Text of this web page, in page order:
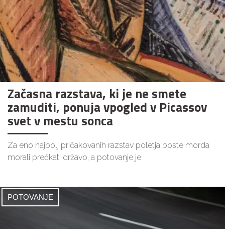
Začasna razstava, ki je ne smete
zamuditi, ponuja vpogled v Picassov
svet v mestu sonca
Za eno najbolj pričakovanih razstav poletja boste morda
morali prečkati državo, a potovanje je
POTOVANJE